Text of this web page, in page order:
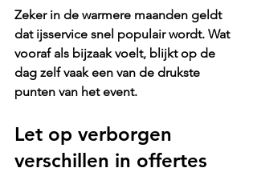
Zeker in de warmere maanden geldt
dat ijsservice snel populair wordt. Wat
vooraf als bijzaak voelt, blijkt op de
dag zelf vaak een van de drukste
punten van het event.
Let op verborgen
verschillen in offertes